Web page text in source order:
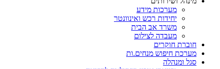
מערכות מידע
יחידות רכש ואינוונטר
משרד אב הבית
מעבדה לצילום
חוברת חוקרים
מערכת חיפוש מנחים.ות
סגל ומנהלה